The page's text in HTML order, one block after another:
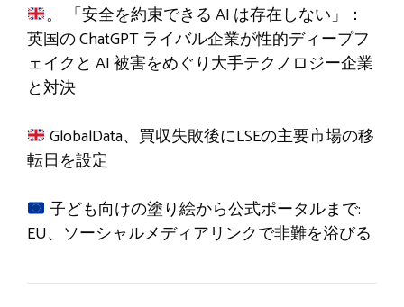
。 「安全を約束できる AI は存在しない」：
英国の ChatGPT ライバル企業が性的ディープフ
ェイクと AI 被害をめぐり大手テクノロジー企業
と対決
GlobalData、買収失敗後にLSEの主要市場の移
転日を設定
子ども向けの塗り絵から公式ポータルまで:
EU、ソーシャルメディアリンクで非難を浴びる